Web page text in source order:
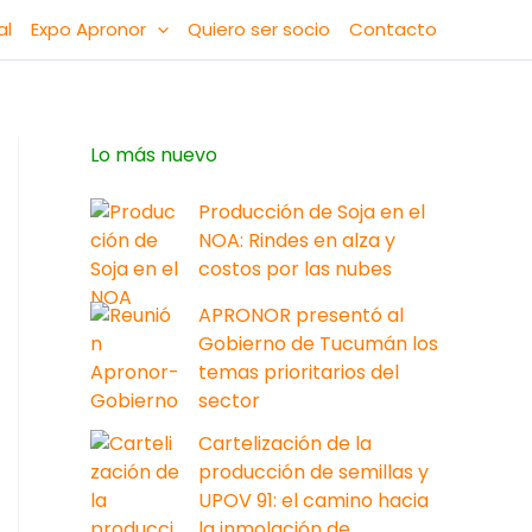
Expo Apronor Quiero ser socio Contacto
Lo más nuevo
Producción de Soja en el
NOA: Rindes en alza y
costos por las nubes
APRONOR presentó al
Gobierno de Tucumán los
temas prioritarios del
sector
Cartelización de la
producción de semillas y
UPOV 91: el camino hacia